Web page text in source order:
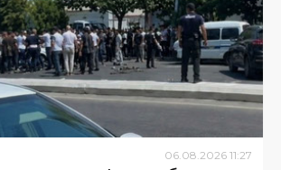
06.08.2026 11:27